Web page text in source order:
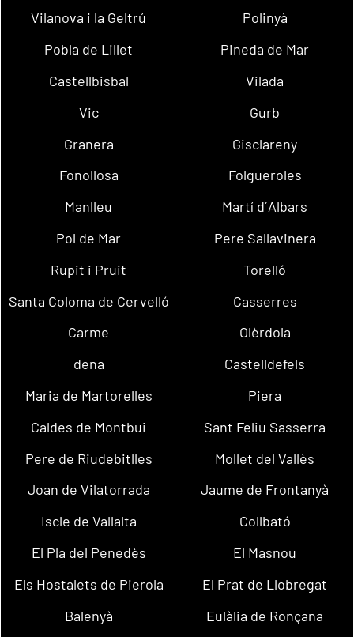
Vilanova i la Geltrú
Polinyà
Pobla de Lillet
Pineda de Mar
Castellbisbal
Vilada
Vic
Gurb
Granera
Gisclareny
Fonollosa
Folgueroles
Manlleu
Martí d´Albars
Pol de Mar
Pere Sallavinera
Rupit i Pruit
Torelló
Santa Coloma de Cervelló
Casserres
Carme
Olèrdola
dena
Castelldefels
Maria de Martorelles
Piera
Caldes de Montbui
Sant Feliu Sasserra
Pere de Riudebitlles
Mollet del Vallès
Joan de Vilatorrada
Jaume de Frontanyà
Iscle de Vallalta
Collbató
El Pla del Penedès
El Masnou
Els Hostalets de Pierola
El Prat de Llobregat
Balenyà
Eulàlia de Ronçana